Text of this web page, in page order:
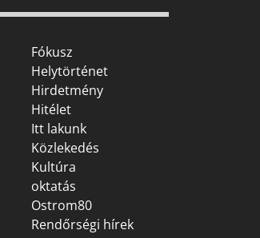
Fókusz
Helytörténet
Hirdetmény
Hitélet
Itt lakunk
Közlekedés
Kultúra
oktatás
Ostrom80
Rendőrségi hírek